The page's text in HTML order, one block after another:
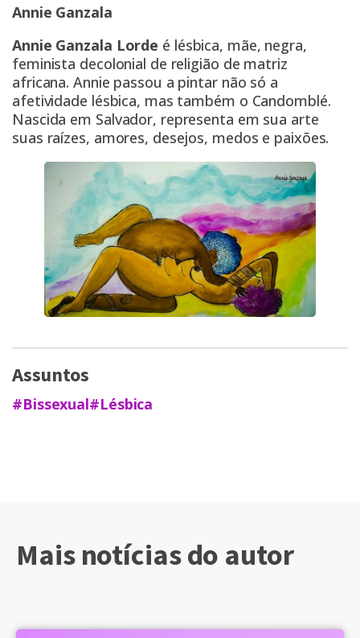
Annie Ganzala
Annie Ganzala Lorde é lésbica, mãe, negra,
feminista decolonial de religião de matriz
africana. Annie passou a pintar não só a
afetividade lésbica, mas também o Candomblé.
Nascida em Salvador, representa em sua arte
suas raízes, amores, desejos, medos e paixões.
Assuntos
#Bissexual#Lésbica
Mais notícias do autor